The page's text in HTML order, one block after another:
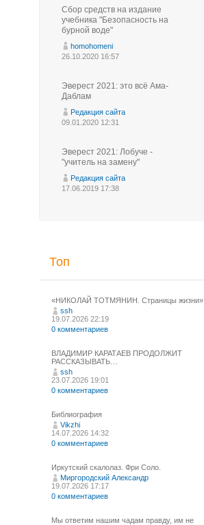
Сбор средств на издание
учебника "Безопасность на
бурной воде"
homohomeni
26.10.2020 16:57
Эверест 2021: это всё Ама-
Даблам
Редакция сайта
09.01.2020 12:31
Эверест 2021: Лобуче -
"учитель на замену"
Редакция сайта
17.06.2019 17:38
Топ
«НИКОЛАЙ ТОТМЯНИН. Страницы жизни»
ssh
19.07.2026 22:19
0 комментариев
ВЛАДИМИР КАРАТАЕВ ПРОДОЛЖИТ
РАССКАЗЫВАТЬ…
ssh
23.07.2026 19:01
0 комментариев
Библиография
Vikzhi
14.07.2026 14:32
0 комментариев
Иркутский скалолаз. Фри Соло.
Миргородский Александр
19.07.2026 17:17
0 комментариев
Мы ответим нашим чадам правду, им не